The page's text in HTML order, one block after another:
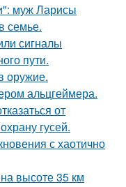
муж Ларисы
семье.
сигналы
пути.
оружие.
альцгеймера.
от
гусей.
с хаотично
высоте 35 км